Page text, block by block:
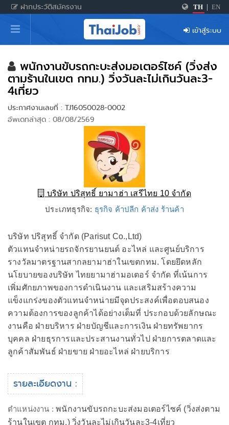
ฝากประวัติสมัครงาน TH EN
หน้าหลัก
ผู้สมัครงาน: เข้าสู่ระบบ
ฝากประวัติสมัครงาน
เกร็ดความรู้
สำหรับผู้ประกอบการ
เข้าสู่ระบบ
พนักงานขับรถกะบะส่งมอเตอร์ไซค์ (วิ่งส่ง
ตามร้านในเขต กทม.) วิ่งวันละไม่เกินวันละ3-
4เที่ยว
ประกาศงานเลขที่ : TJ16050028-0002
อัพเดทล่าสุด : 08/08/2569
บริษัท ปริสุทธิ์ ยามาฮ่า เสรีไทย 10 จำกัด
ประเภทธุรกิจ: ธุรกิจ ค้าปลีก ค้าส่ง ร้านค้า
บริษัท ปริสุทธิ์ จำกัด (Parisut Co.,Ltd)
ตัวแทนจำหน่ายรถจักรยานยนต์ อะไหล่ และศูนย์บริการ
รางวัลมาตรฐานสากลยามาฮ่าในเขตกทม. โดยยึดหลัก
นโยบายของบริษัท ไทยยามาฮ่ามอเตอร์ จำกัด ที่เน้นการ
เพิ่มศักยภาพของการดำเนินงาน และเสริมสร้างความ
แข็งแกร่งของตัวแทนจำหน่ายมีจุดประสงค์เพื่อตอบสนอง
ความต้องการของลูกค้าได้อย่างเต็มที่ ประกอบด้วยลักษณะ
งานคือ ฝ่ายบริหาร ฝ่ายบัญชีและการเงิน ฝ่ายทรัพยากร
บุคคล ฝ่ายธุรการและประสานงานทั่วไป ฝ่ายการตลาดและ
ลูกค้าสัมพันธ์ ฝ่ายขาย ฝ่ายอะไหล่ ฝ่ายบริการ
รายละเอียดงาน :
ตำแหน่งงาน :พนักงานขับรถกะบะส่งมอเตอร์ไซค์ (วิ่งส่งตาม
ร้านในเขต กทม.) วิ่งวันละไม่เกินวันละ3-4เที่ยว